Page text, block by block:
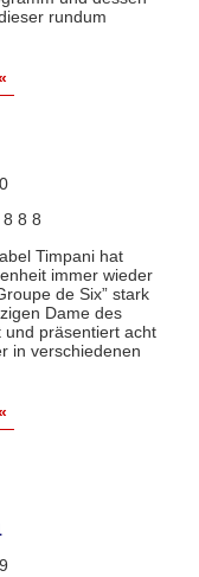
rundum
8 8 8
Timpani hat
immer wieder
de Six” stark
Dame des
und präsentiert acht
in verschiedenen